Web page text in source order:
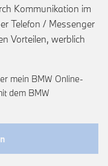
Kommunikation im
Telefon / Messenger
Vorteilen, werblich
zur
mein BMW Online-
dem BMW
Widerruf der